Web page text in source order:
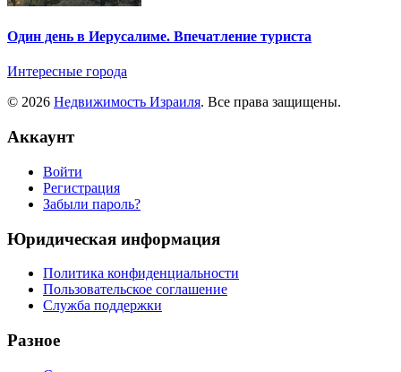
Один день в Иерусалиме. Впечатление туриста
Интересные города
© 2026 Недвижимость Израиля. Все права защищены.
Аккаунт
Войти
Регистрация
Забыли пароль?
Юридическая информация
Политика конфиденциальности
Пользовательское соглашение
Служба поддержки
Разное